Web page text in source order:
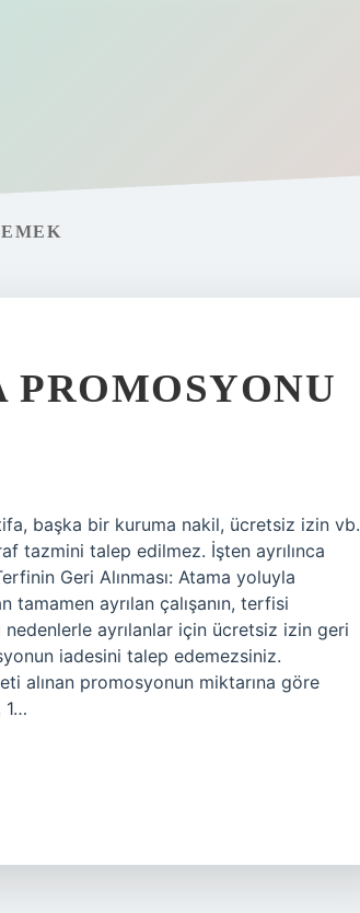
başka bir kuruma nakil, ücretsiz izin vb.
tazmini talep edilmez. İşten ayrılınca
Geri Alınması: Atama yoluyla
ayrılan çalışanın, terfisi
ayrılanlar için ücretsiz izin geri
iadesini talep edemezsiniz.
alınan promosyonun miktarına göre
1…